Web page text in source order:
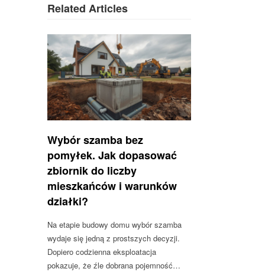
Related Articles
Wybór szamba bez
pomyłek. Jak dopasować
zbiornik do liczby
mieszkańców i warunków
działki?
Na etapie budowy domu wybór szamba
wydaje się jedną z prostszych decyzji.
Dopiero codzienna eksploatacja
pokazuje, że źle dobrana pojemność…